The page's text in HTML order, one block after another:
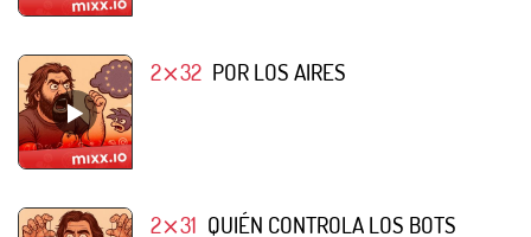
2⨯32 POR LOS AIRES
2⨯31 QUIÉN CONTROLA LOS BOTS